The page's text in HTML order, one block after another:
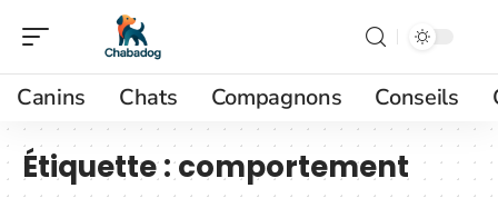
Canins Chats Compagnons Conseils
Étiquette :comportement